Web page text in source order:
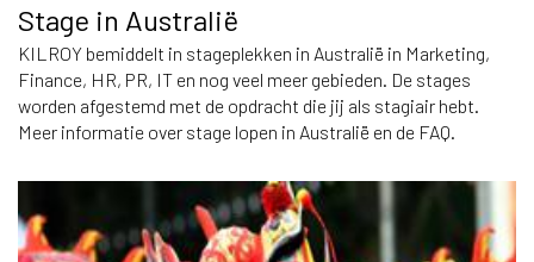
Stage in Australië
KILROY bemiddelt in stageplekken in Australië in Marketing,
Finance, HR, PR, IT en nog veel meer gebieden. De stages
worden afgestemd met de opdracht die jij als stagiair hebt.
Meer informatie over stage lopen in Australië en de FAQ.